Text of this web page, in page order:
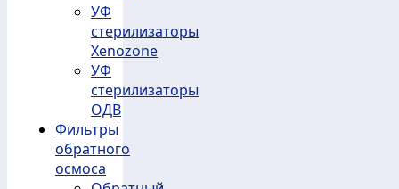
УФ
стерилизаторы
Xenozone
УФ
стерилизаторы
ОДВ
Фильтры
обратного
осмоса